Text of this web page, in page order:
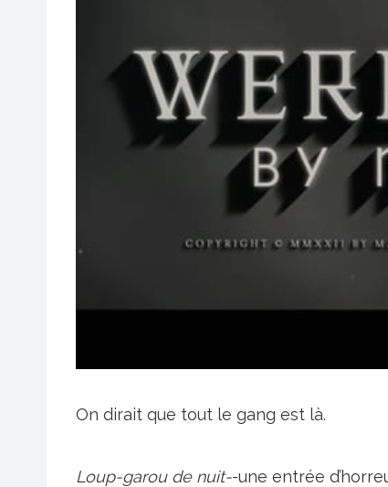
On dirait que tout le gang est là.
Loup-garou de nuit--une entrée